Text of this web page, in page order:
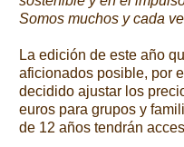
Somos muchos y cada
La edición de este año
aficionados posible, por
decidido ajustar los
euros para grupos y
de 12 años tendrán